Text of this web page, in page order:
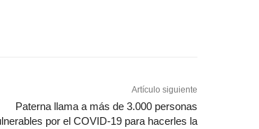
Artículo siguiente
Paterna llama a más de 3.000 personas
por el COVID-19 para hacerles la